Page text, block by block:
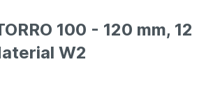
100 - 120 mm, 12
W2